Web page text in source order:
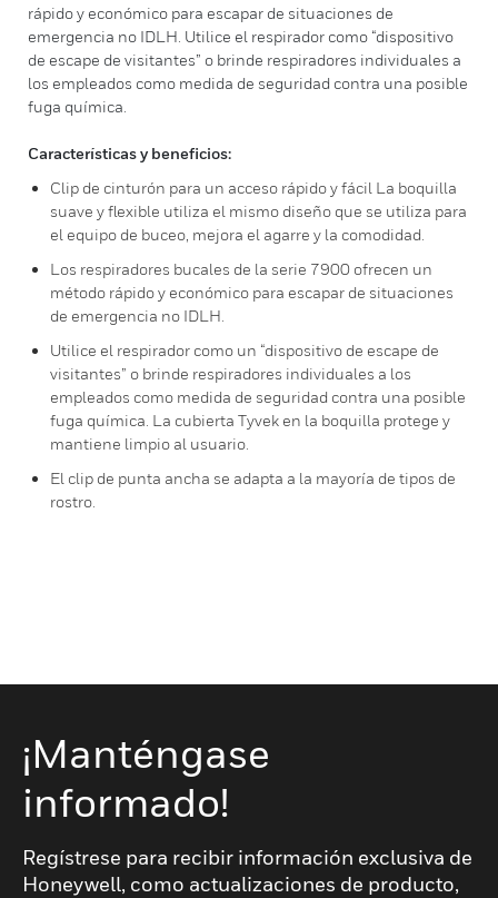
rápido y económico para escapar de situaciones de
emergencia no IDLH. Utilice el respirador como “dispositivo
de escape de visitantes” o brinde respiradores individuales a
los empleados como medida de seguridad contra una posible
fuga química.
Características y beneficios:
Clip de cinturón para un acceso rápido y fácil La boquilla
suave y flexible utiliza el mismo diseño que se utiliza para
el equipo de buceo, mejora el agarre y la comodidad.
Los respiradores bucales de la serie 7900 ofrecen un
método rápido y económico para escapar de situaciones
de emergencia no IDLH.
Utilice el respirador como un “dispositivo de escape de
visitantes” o brinde respiradores individuales a los
empleados como medida de seguridad contra una posible
fuga química. La cubierta Tyvek en la boquilla protege y
mantiene limpio al usuario.
El clip de punta ancha se adapta a la mayoría de tipos de
rostro.
¡Manténgase
informado!
Regístrese para recibir información exclusiva de
Honeywell, como actualizaciones de producto,